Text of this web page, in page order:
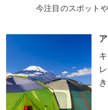
今注目のスポット